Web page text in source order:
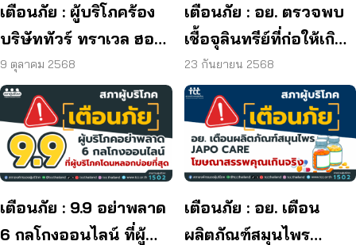
เตือนภัย : ผู้บริโภคร้อง
บริษัททัวร์ ทราเวล ฮอลิ
เดย์ ยุติกิจการ ไม่คืนเงิน
ผู้บริโภค
9 ตุลาคม 2568
เตือนภัย : อย. ตรวจพบ
เชื้อจุลินทรีย์ที่ก่อให้เกิด
โรค และพบแบคทีเรีย
ยีสต์ และรา เกิน
มาตรฐานกำหนด ใน
ผลิตภัณฑ์ย้อมผม
23 กันยายน 2568
เตือนภัย : 9.9 อย่าพลาด
6 กลโกงออนไลน์ ที่ผู้
เตือนภัย : อย. เตือน
ผลิตภัณฑ์สมุนไพร